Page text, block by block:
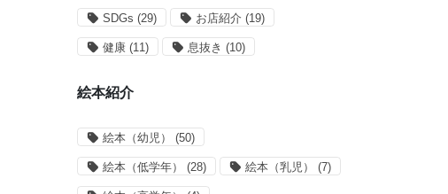
SDGs (29) お店紹介 (19)
健康 (11) 息抜き (10)
絵本紹介
絵本（幼児） (50)
絵本（低学年） (28) 絵本（乳児） (7)